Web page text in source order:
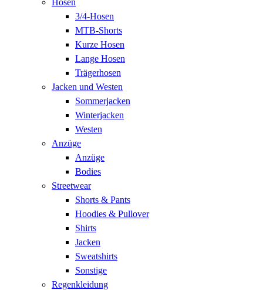
3/4-Hosen
MTB-Shorts
Kurze Hosen
Lange Hosen
Trägerhosen
Jacken und Westen
Sommerjacken
Winterjacken
Westen
Anzüge
Anzüge
Bodies
Streetwear
Shorts & Pants
Hoodies & Pullover
Shirts
Jacken
Sweatshirts
Sonstige
Regenkleidung